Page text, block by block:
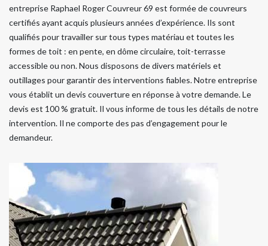
entreprise Raphael Roger Couvreur 69 est formée de couvreurs
certifiés ayant acquis plusieurs années d’expérience. Ils sont
qualifiés pour travailler sur tous types matériau et toutes les
formes de toit : en pente, en dôme circulaire, toit-terrasse
accessible ou non. Nous disposons de divers matériels et
outillages pour garantir des interventions fiables. Notre entreprise
vous établit un devis couverture en réponse à votre demande. Le
devis est 100 % gratuit. Il vous informe de tous les détails de notre
intervention. Il ne comporte des pas d’engagement pour le
demandeur.